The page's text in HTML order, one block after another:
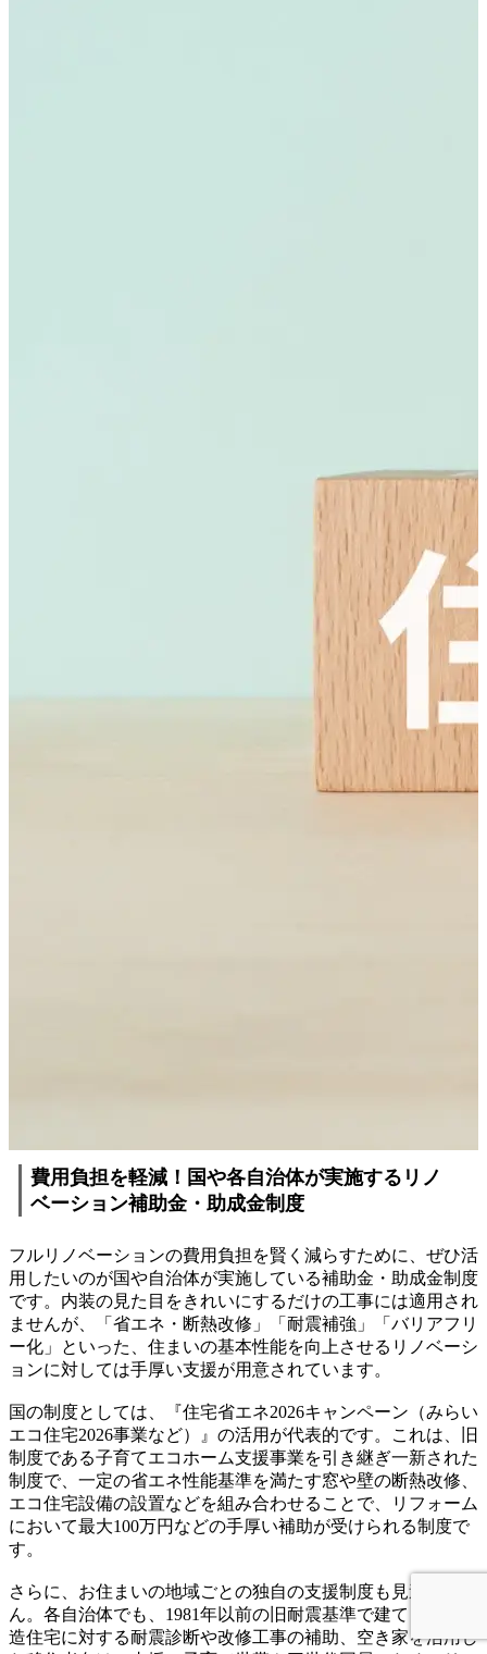
費用負担を軽減！国や各自治体が実施するリノ
ベーション補助金・助成金制度
フルリノベーションの費用負担を賢く減らすために、ぜひ活
用したいのが国や自治体が実施している補助金・助成金制度
です。内装の見た目をきれいにするだけの工事には適用され
ませんが、「省エネ・断熱改修」「耐震補強」「バリアフリ
ー化」といった、住まいの基本性能を向上させるリノベーシ
ョンに対しては手厚い支援が用意されています。
国の制度としては、『住宅省エネ2026キャンペーン（みらい
エコ住宅2026事業など）』の活用が代表的です。これは、旧
制度である子育てエコホーム支援事業を引き継ぎ一新された
制度で、一定の省エネ性能基準を満たす窓や壁の断熱改修、
エコ住宅設備の設置などを組み合わせることで、リフォーム
において最大100万円などの手厚い補助が受けられる制度で
す。
さらに、お住まいの地域ごとの独自の支援制度も見逃せませ
ん。各自治体でも、1981年以前の旧耐震基準で建てられた木
造住宅に対する耐震診断や改修工事の補助、空き家を活用し